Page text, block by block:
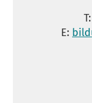
T:
E: